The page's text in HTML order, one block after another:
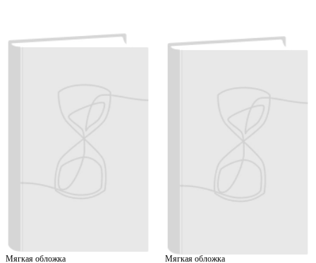
Мягкая обложка Мягкая обложка